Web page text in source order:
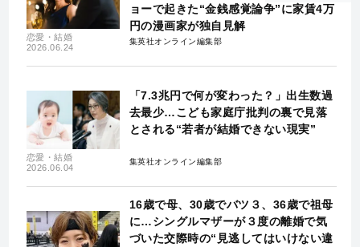
恋愛・結婚
2026.06.24
ョーで起きた“金銭感覚論争”に家賃4万
円の漫画家が独自見解
集英社オンライン編集部
恋愛・結婚
2026.06.04
「7.3兆円で何が変わった？」出生数過
去最少…こども家庭庁批判の裏で見落
とされる“若者が結婚できない現実”
集英社オンライン編集部
16歳で母、30歳でバツ３、36歳で祖母
に…シングルマザーが３度の離婚で気
づいた交際時の“見逃してはいけない違